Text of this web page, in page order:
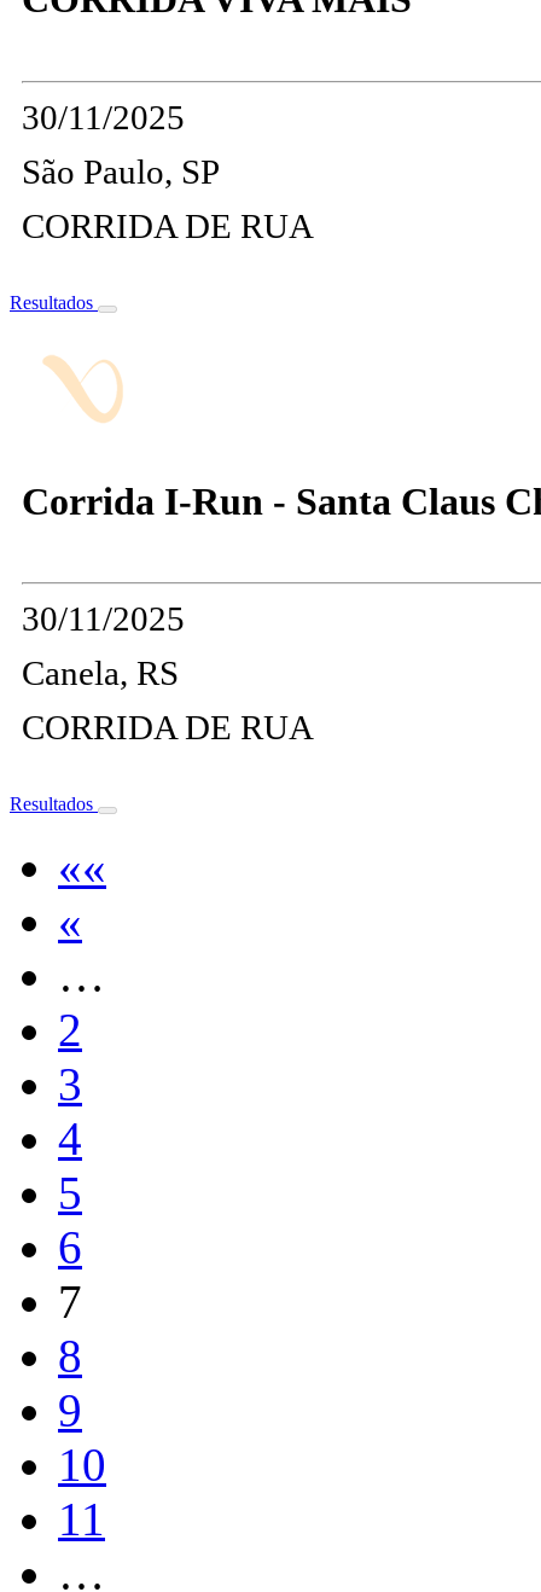
30/11/2025
São Paulo, SP
CORRIDA DE RUA
Resultados
Corrida I-Run - Santa Claus
30/11/2025
Canela, RS
CORRIDA DE RUA
Resultados
««
«
…
2
3
4
5
6
7
8
9
10
11
…